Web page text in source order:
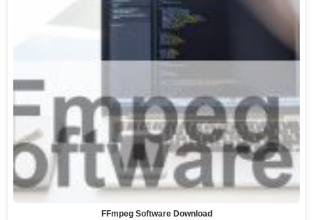
FFmpeg Software Download